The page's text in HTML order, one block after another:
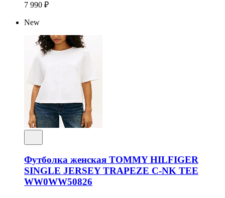
7 990 ₽
New
Футболка женская TOMMY HILFIGER
SINGLE JERSEY TRAPEZE C-NK TEE
WW0WW50826